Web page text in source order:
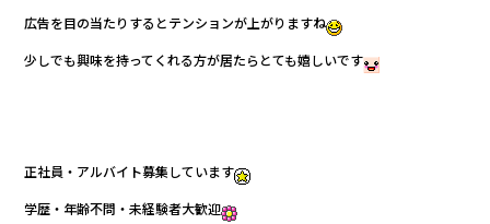
広告を目の当たりするとテンションが上がりますね
少しでも興味を持ってくれる方が居たらとても嬉しいです
正社員・アルバイト募集しています
学歴・年齢不問・未経験者大歓迎